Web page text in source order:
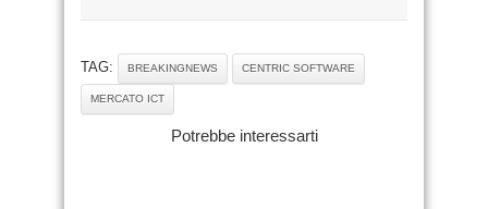
TAG: BREAKINGNEWS CENTRIC SOFTWARE
MERCATO ICT
Potrebbe interessarti